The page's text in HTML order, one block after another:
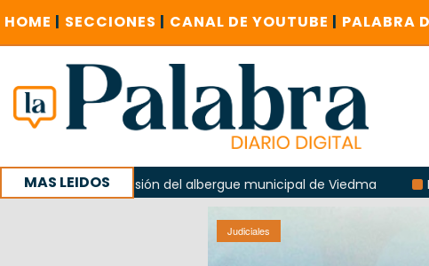
HOME | SECCIONES | CANAL DE YOUTUBE | PALABRA
MAS LEIDOSdel albergue municipal de Viedma La Unesco
con un encuentro provincial en Roca
Judiciales